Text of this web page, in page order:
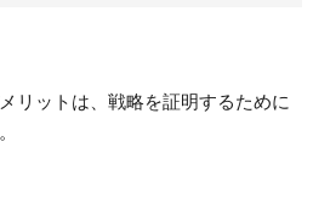
リットは、戦略を証明するために